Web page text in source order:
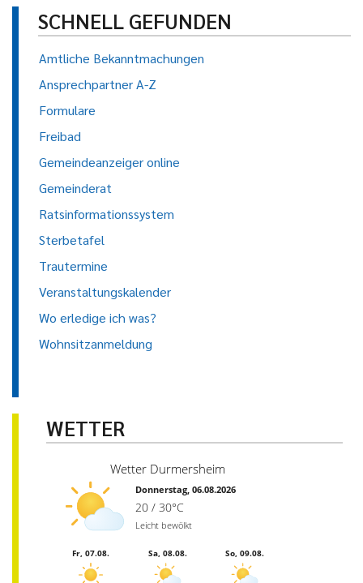
SCHNELL GEFUNDEN
Amtliche Bekanntmachungen
Ansprechpartner A-Z
Formulare
Freibad
Gemeindeanzeiger online
Gemeinderat
Ratsinformationssystem
Sterbetafel
Trautermine
Veranstaltungskalender
Wo erledige ich was?
Wohnsitzanmeldung
WETTER
Wetter Durmersheim
Donnerstag, 06.08.2026
20 / 30°C
Leicht bewölkt
Fr, 07.08. Sa, 08.08. So, 09.08.